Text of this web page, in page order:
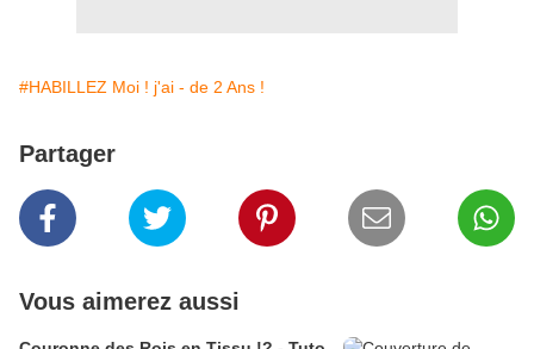
#HABILLEZ Moi ! j'ai - de 2 Ans !
Partager
Vous aimerez aussi